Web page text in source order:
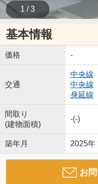
1 / 3
基本情報
価格 -
交通
中央線 「
中央線 「
身延線 「
間取り
(建物面積)
-(-)
築年月 2025年
お